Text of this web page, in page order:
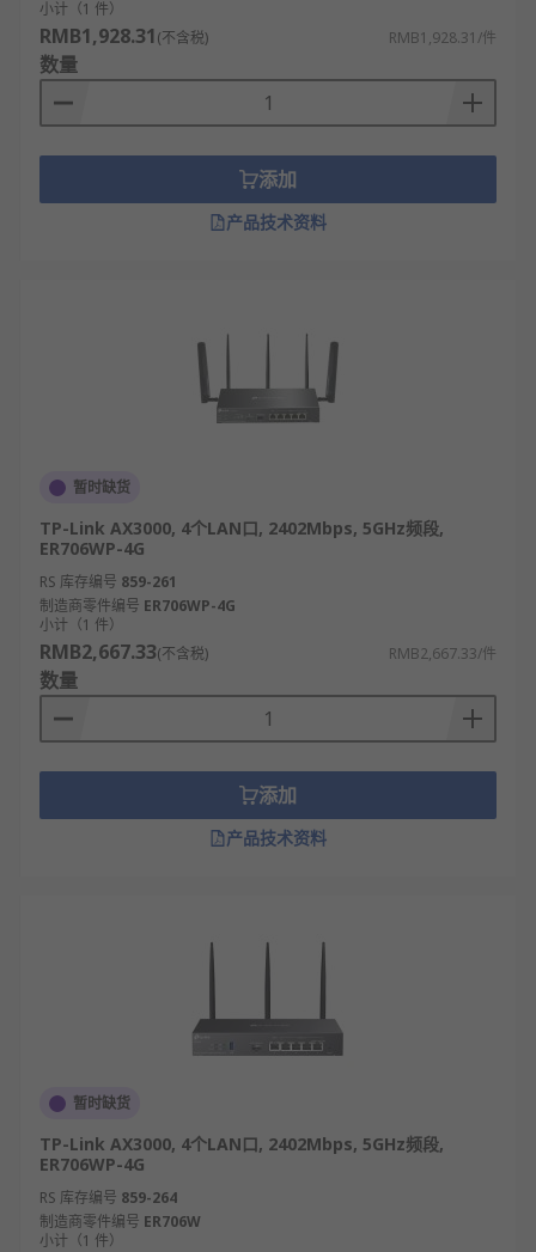
小计（1 件）
RMB1,928.31(不含税) RMB1,928.31/件
数量
添加
产品技术资料
暂时缺货
TP-Link AX3000, 4个LAN口, 2402Mbps, 5GHz频段,
ER706WP-4G
RS 库存编号 859-261
制造商零件编号 ER706WP-4G
小计（1 件）
RMB2,667.33(不含税) RMB2,667.33/件
数量
添加
产品技术资料
暂时缺货
TP-Link AX3000, 4个LAN口, 2402Mbps, 5GHz频段,
ER706WP-4G
RS 库存编号 859-264
制造商零件编号 ER706W
小计（1 件）